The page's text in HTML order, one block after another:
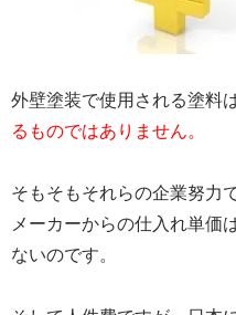
外壁塗装で使用される塗料は
るものではありません。
そもそもそれらの企業努力
メーカーからの仕入れ単価
ないのです。